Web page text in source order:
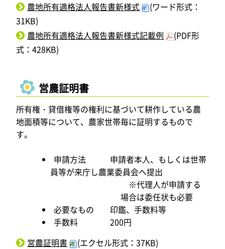
農地所有適格法人報告書新様式
(ワード形式：
31KB)
農地所有適格法人報告書新様式記載例
(PDF形
式：428KB)
営農証明書
所有権・貸借権等の権利に基づいて耕作している農
地面積等について、農家世帯毎に証明するもので
す。
申請方法 申請者本人、もしくは世帯
員等が来庁し農業委員会へ提出
※代理人が申請する
場合は委任状も必要
必要なもの 印鑑、手数料等
手数料 200円
営農証明書
(エクセル形式：37KB)